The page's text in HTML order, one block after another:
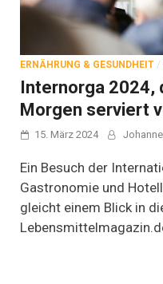
ERNÄHRUNG & GESUNDHEIT /
Internorga 2024,
Morgen serviert
15. März 2024
Ein Besuch der
Gastronomie und
gleicht einem Blick in